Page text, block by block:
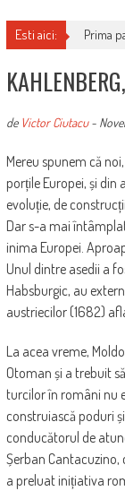
Esti aici: Prima
de Victor Ciutacu-
Mereu spunem că
porțile Europei, și
evoluție, de
Dar s-a mai
inima Europei.
Unul dintre asedii a
Habsburgic, au
austriecilor (1682)
La acea vreme,
Otoman și a trebuit
turcilor în români nu
construiască poduri
conducătorul de
Șerban
a preluat inițiativa